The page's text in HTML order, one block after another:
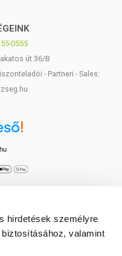
hirdetések személyre
valamint
0555
út 36/B
- Partneri - Sales: